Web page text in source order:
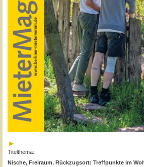
Titelthema:
Nische, Freiraum, Rückzugsort: Treffpunkte im